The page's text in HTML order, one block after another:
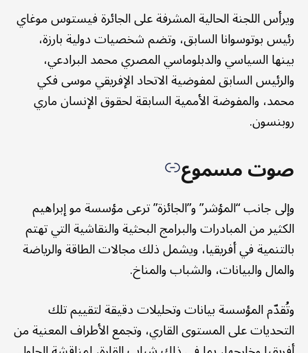
ويرأس اللجنة الحالية المشرفة على الجائرة فيستوس موغاي
رئيس بوتوسوانا السابق، وتضم شخصيات دولية بارزة،
بينها السياسي والدبلوماسي المصري محمد البرادعي،
والرئيس السابق لمفوضية الاتحاد الإفريقي موسى فكي
محمد، والمفوضة الأممية السابقة لحقوق الإنسان ماري
روبنسون.
صوت مسموع
وإلى جانب “المؤشر” و”الجائزة” ترعى مؤسسة مو إبراهيم
الكثير من المبادرات والبرامج البحثية والنقاشية التي تهتم
بالتنمية في أفريقيا، ويشمل ذلك مجالات الطاقة والرياضة
والمال والبيانات، والشباب والمناخ.
وتُقدّم المؤسسة بيانات وتحليلات دقيقة لتقييم تلك
التحديات على المستوى القاري، وتجمع الأطراف المعنية من